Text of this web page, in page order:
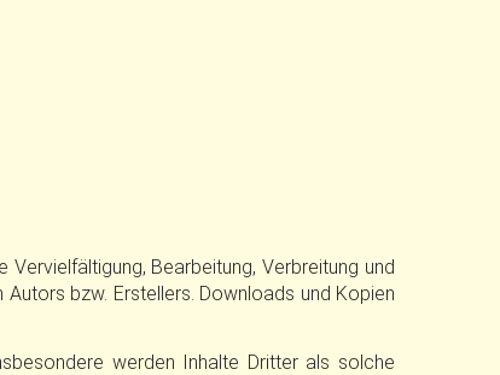
Bearbeitung, Verbreitung und
bzw. Erstellers. Downloads und Kopien
werden Inhalte Dritter als solche